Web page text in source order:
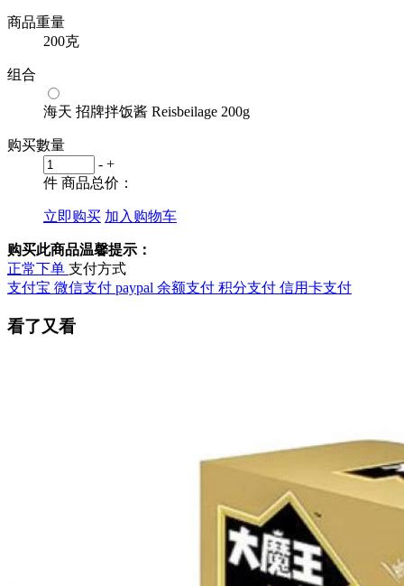
商品重量
200克
组合
海天 招牌拌饭酱 Reisbeilage 200g
购买數量
- +
件 商品总价：
立即购买 加入购物车
购买此商品温馨提示：
正常下单 支付方式
支付宝 微信支付 paypal 余额支付 积分支付 信用卡支付
看了又看